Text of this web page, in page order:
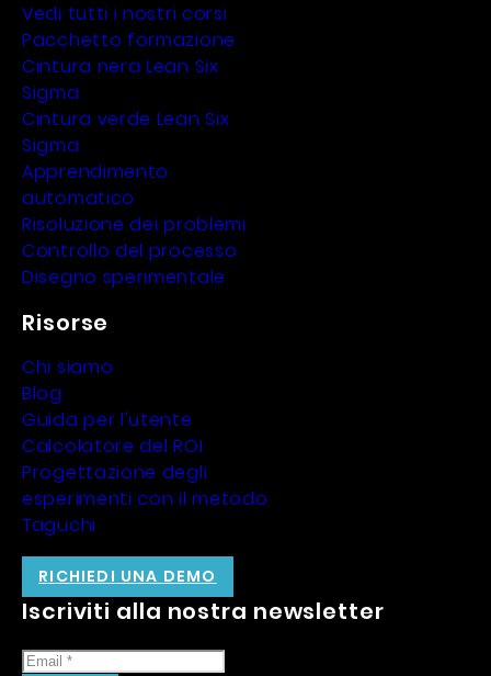
Vedi tutti i nostri corsi
Pacchetto formazione
Cintura nera Lean Six
Sigma
Cintura verde Lean Six
Sigma
Apprendimento
automatico
Risoluzione dei problemi
Controllo del processo
Disegno sperimentale
Risorse
Chi siamo
Blog
Guida per l'utente
Calcolatore del ROI
Progettazione degli
esperimenti con il metodo
Taguchi
Iscriviti alla nostra newsletter
RICHIEDI UNA DEMO